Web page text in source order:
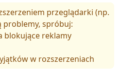
przeglądarki (np.
problemy, spróbuj:
blokujące reklamy
w rozszerzeniach